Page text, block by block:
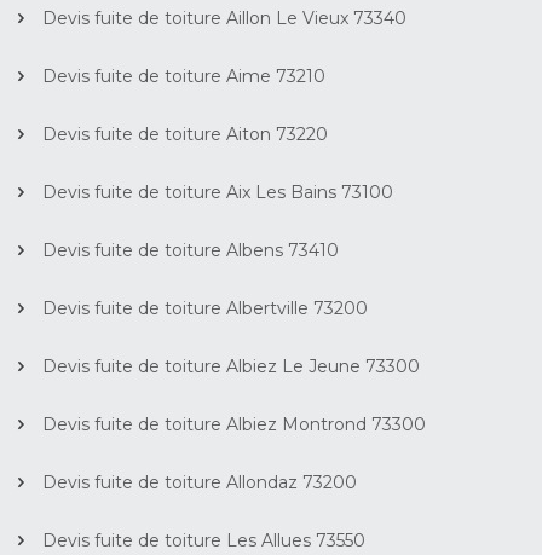
Devis fuite de toiture Aillon Le Vieux 73340
Devis fuite de toiture Aime 73210
Devis fuite de toiture Aiton 73220
Devis fuite de toiture Aix Les Bains 73100
Devis fuite de toiture Albens 73410
Devis fuite de toiture Albertville 73200
Devis fuite de toiture Albiez Le Jeune 73300
Devis fuite de toiture Albiez Montrond 73300
Devis fuite de toiture Allondaz 73200
Devis fuite de toiture Les Allues 73550